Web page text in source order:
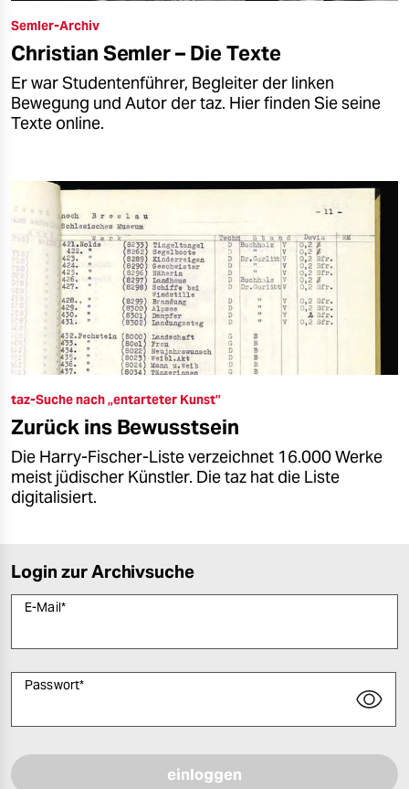
Semler-Archiv
Christian Semler – Die Texte
Er war Studentenführer, Begleiter der linken
Bewegung und Autor der taz. Hier finden Sie seine
Texte online.
taz-Suche nach „entarteter Kunst”
Zurück ins Bewusstsein
Die Harry-Fischer-Liste verzeichnet 16.000 Werke
meist jüdischer Künstler. Die taz hat die Liste
digitalisiert.
Login zur Archivsuche
E-Mail*
Passwort*